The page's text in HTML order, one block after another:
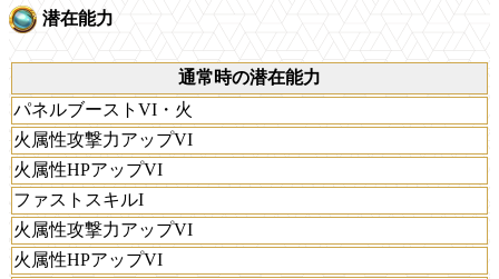
潜在能力
通常時の潜在能力
パネルブーストVI・火
火属性攻撃力アップVI
火属性HPアップVI
ファストスキルI
火属性攻撃力アップVI
火属性HPアップVI